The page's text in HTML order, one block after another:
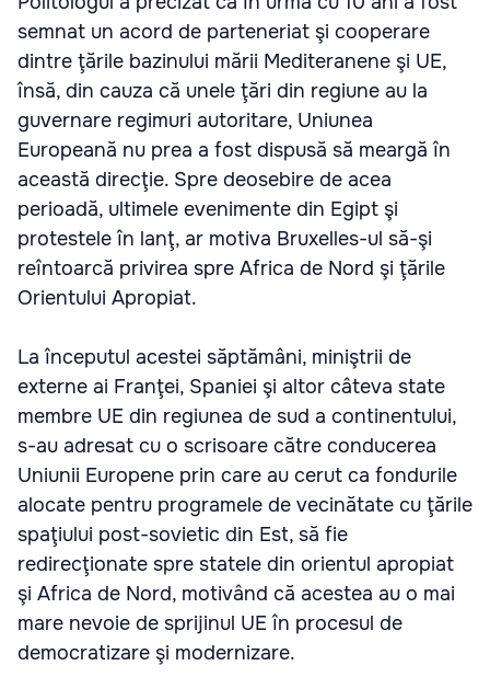
semnat un acord de parteneriat şi cooperare
dintre ţările bazinului mării Mediteranene şi UE,
însă, din cauza că unele ţări din regiune au la
guvernare regimuri autoritare, Uniunea
Europeană nu prea a fost dispusă să meargă în
această direcţie. Spre deosebire de acea
perioadă, ultimele evenimente din Egipt şi
protestele în lanţ, ar motiva Bruxelles-ul să-şi
reîntoarcă privirea spre Africa de Nord şi ţările
Orientului Apropiat.
La începutul acestei săptămâni, miniştrii de
externe ai Franţei, Spaniei şi altor câteva state
membre UE din regiunea de sud a continentului,
s-au adresat cu o scrisoare către conducerea
Uniunii Europene prin care au cerut ca fondurile
alocate pentru programele de vecinătate cu ţările
spaţiului post-sovietic din Est, să fie
redirecţionate spre statele din orientul apropiat
şi Africa de Nord, motivând că acestea au o mai
mare nevoie de sprijinul UE în procesul de
democratizare şi modernizare.